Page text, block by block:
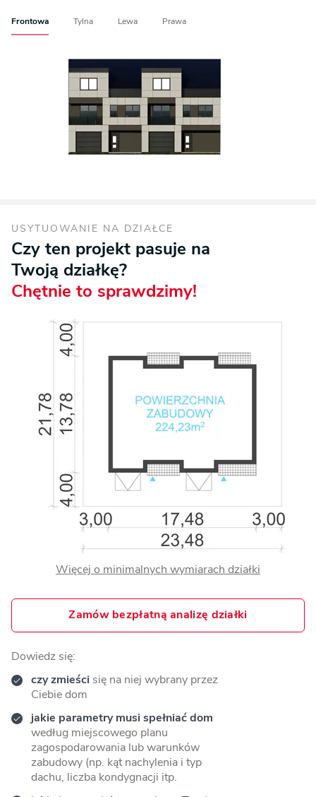
Frontowa Tylna Lewa Prawa
USYTUOWANIE NA DZIAŁCE
Czy ten projekt pasuje na
Twoją działkę?
Chętnie to sprawdzimy!
Więcej o minimalnych wymiarach działki
Zamów bezpłatną analizę działki
Dowiedz się:
czy zmieści się na niej wybrany przez
Ciebie dom
jakie parametry musi spełniać dom
według miejscowego planu
zagospodarowania lub warunków
zabudowy (np. kąt nachylenia i typ
dachu, liczba kondygnacji itp.